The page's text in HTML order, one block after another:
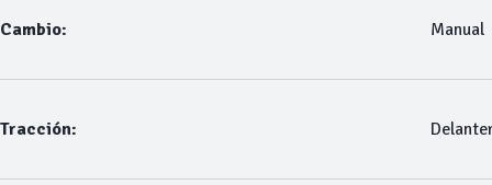
Cambio: Manual
Tracción: